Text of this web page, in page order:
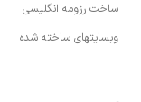
ساخت رزومه انگلیسی
وبسایتهای ساخته شده